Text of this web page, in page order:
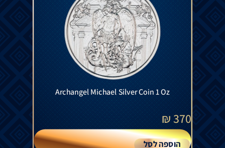
Archangel Michael Silver Coin 1 Oz
370
₪
הוספה לסל